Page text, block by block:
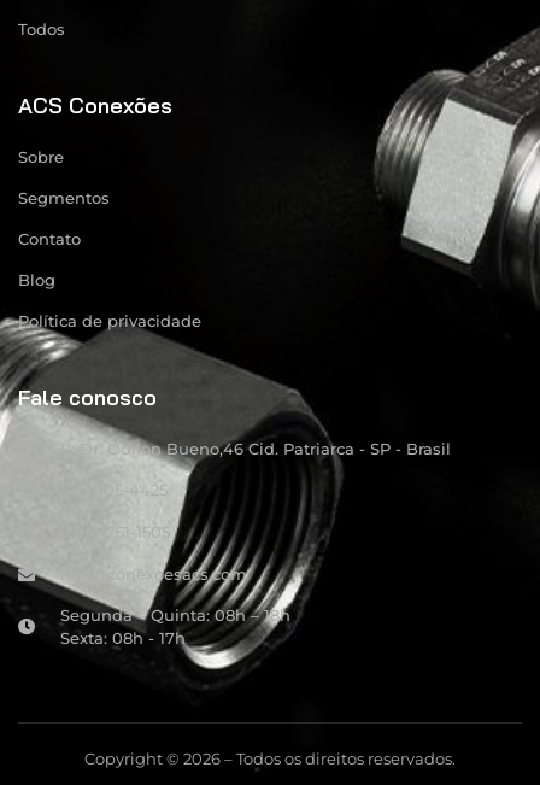
Todos
ACS Conexões
Sobre
Segmentos
Contato
Blog
Política de privacidade
Fale conosco
R: Dr. Odilon Bueno,46 Cid. Patriarca - SP - Brasil
(11) 4105-4425
(11) 94751-1505
info@conexoesacs.com
Segunda – Quinta: 08h – 18h
Sexta: 08h - 17h
Copyright © 2026 – Todos os direitos reservados.